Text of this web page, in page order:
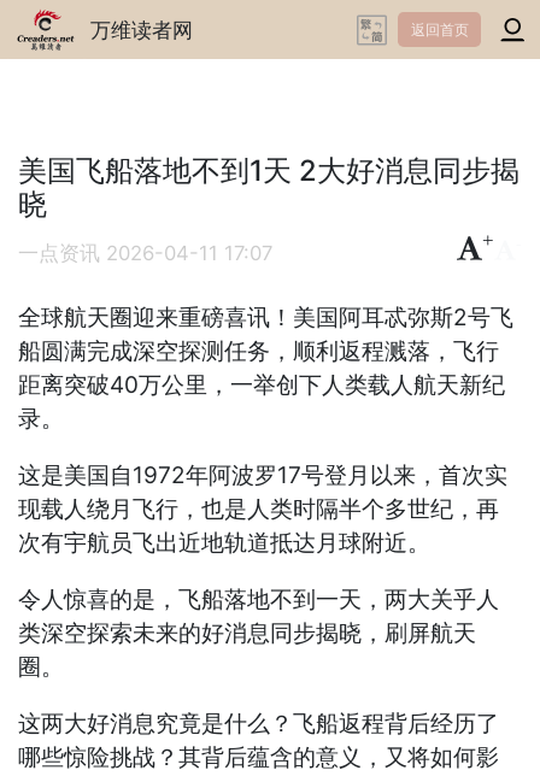
万维读者网 返回首页
美国飞船落地不到1天 2大好消息同步揭
晓
一点资讯 2026-04-11 17:07
+
全球航天圈迎来重磅喜讯！美国阿耳忒弥斯2号飞
船圆满完成深空探测任务，顺利返程溅落，飞行
距离突破40万公里，一举创下人类载人航天新纪
录。
这是美国自1972年阿波罗17号登月以来，首次实
现载人绕月飞行，也是人类时隔半个多世纪，再
次有宇航员飞出近地轨道抵达月球附近。
令人惊喜的是，飞船落地不到一天，两大关乎人
类深空探索未来的好消息同步揭晓，刷屏航天
圈。
这两大好消息究竟是什么？飞船返程背后经历了
哪些惊险挑战？其背后蕴含的意义，又将如何影